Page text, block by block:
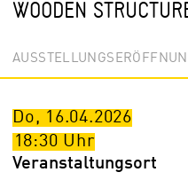
WOODEN
Do, 16.04.2026
18:30 Uhr
Veranstaltungsort